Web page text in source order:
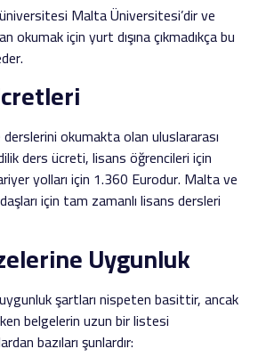
Malta Üniversitesi’dir ve
okumak için yurt dışına çıkmadıkça bu
okumakta olan uluslararası
ders ücreti, lisans öğrencileri için
yolları için 1.360 Eurodur. Malta ve
için tam zamanlı lisans dersleri
Uygunluk
şartları nispeten basittir, ancak
belgelerin uzun bir listesi
bazıları şunlardır: